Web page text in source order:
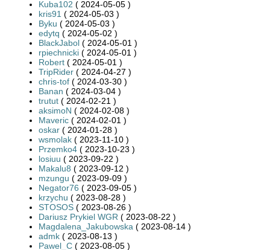
Kuba102 ( 2024-05-05 )
kris91 ( 2024-05-03 )
Byku ( 2024-05-03 )
edytq ( 2024-05-02 )
BlackJabol ( 2024-05-01 )
rpiechnicki ( 2024-05-01 )
Robert ( 2024-05-01 )
TripRider ( 2024-04-27 )
chris-tof ( 2024-03-30 )
Banan ( 2024-03-04 )
trutut ( 2024-02-21 )
aksimoN ( 2024-02-08 )
Maveric ( 2024-02-01 )
oskar ( 2024-01-28 )
wsmolak ( 2023-11-10 )
Przemko4 ( 2023-10-23 )
losiuu ( 2023-09-22 )
Makalu8 ( 2023-09-12 )
mzungu ( 2023-09-09 )
Negator76 ( 2023-09-05 )
krzychu ( 2023-08-28 )
STOSOS ( 2023-08-26 )
Dariusz Prykiel WGR ( 2023-08-22 )
Magdalena_Jakubowska ( 2023-08-14 )
admk ( 2023-08-13 )
Pawel_C ( 2023-08-05 )